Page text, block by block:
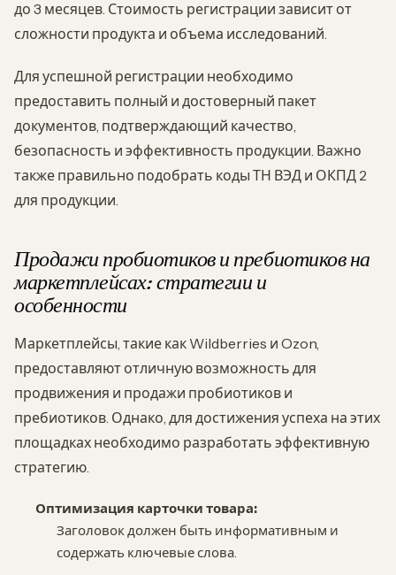
до 3 месяцев. Стоимость регистрации зависит от
сложности продукта и объема исследований.
Для успешной регистрации необходимо
предоставить полный и достоверный пакет
документов, подтверждающий качество,
безопасность и эффективность продукции. Важно
также правильно подобрать коды ТН ВЭД и ОКПД 2
для продукции.
Продажи пробиотиков и пребиотиков на
маркетплейсах: стратегии и
особенности
Маркетплейсы, такие как Wildberries и Ozon,
предоставляют отличную возможность для
продвижения и продажи пробиотиков и
пребиотиков. Однако, для достижения успеха на этих
площадках необходимо разработать эффективную
стратегию.
Оптимизация карточки товара:
Заголовок должен быть информативным и
содержать ключевые слова.